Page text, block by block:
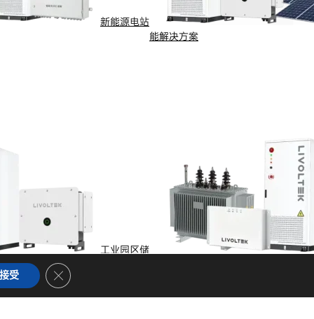
新能源电站
能解决方案
工业园区储
接受 Close GDPR Cookie Banner